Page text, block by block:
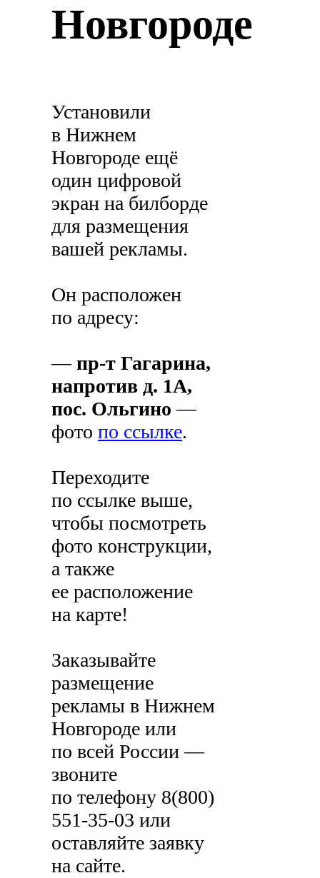
Новгороде
Установили
в Нижнем
Новгороде ещё
один цифровой
экран на билборде
для размещения
вашей рекламы.
Он расположен
по адресу:
—пр-т Гагарина,
напротив д. 1А,
пос. Ольгино —
фотопо ссылке.
Переходите
по ссылке выше,
чтобы посмотреть
фото конструкции,
а также
ее расположение
на карте!
Заказывайте
размещение
рекламы в Нижнем
Новгороде или
по всей России —
звоните
по телефону 8(800)
551-35-03 или
оставляйте заявку
на сайте.